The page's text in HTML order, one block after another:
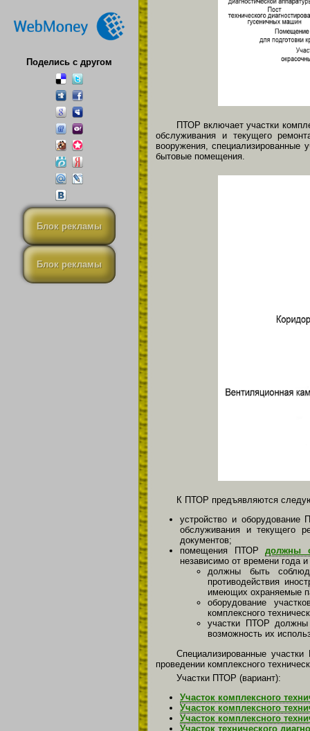
Поделись с другом
Блок рекламы
Блок рекламы
ПТОР включает участки
обслуживания и текущего
вооружения, специализированные
бытовые помещения.
К ПТОР предъявляются
устройство и оборудование
обслуживания и текущего
документов;
помещения ПТОРдолжны
независимо от времени года
должны быть
противодействия
имеющих охраняемые
оборудование
комплексного
участки ПТОР должны
возможность их
Специализированные
проведении комплексного
Участки ПТОР (вариант):
Участок комплексного
Участок комплексного
Участок комплексного
Участок технического